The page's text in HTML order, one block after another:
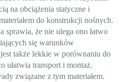
na obciążenia statyczne i
do konstrukcji nośnych.
sprawia, że nie ulega ono łatwo
się warunków
także lekkie w porównaniu do
ułatwia transport i montaż.
związane z tym materiałem.